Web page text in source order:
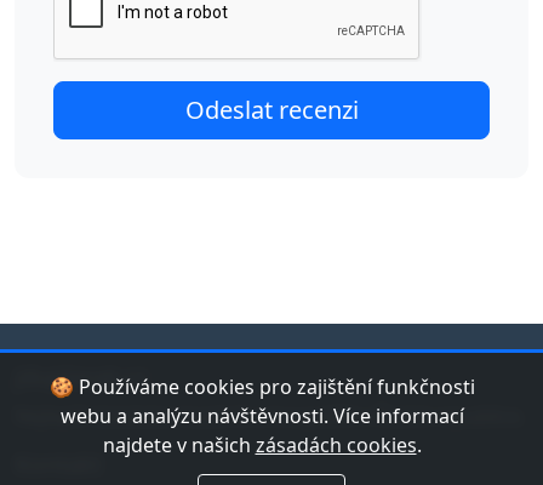
🍪 Používáme cookies pro zajištění funkčnosti
webu a analýzu návštěvnosti. Více informací
najdete v našich zásadách cookies.
jduplavat.cz
Nejlepší databáze bazénů a koupališť v České republice.